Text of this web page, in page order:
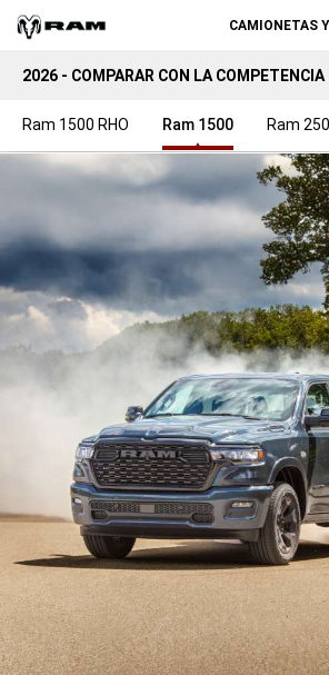
CAMIONETAS
2026 - COMPARAR CON LA COMPETENCIA
Ram 1500 RHO Ram 1500 Ram